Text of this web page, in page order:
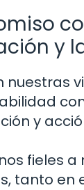
y
nuestras
y
fieles a
tanto en